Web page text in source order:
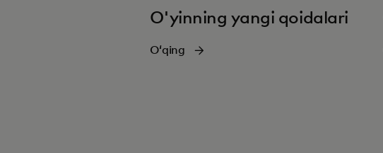
O'yinning yangi qoidalari
Oʻqing